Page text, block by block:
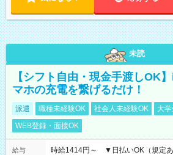
未読
【シフト自由・現金手渡しOK
マホの充電を繋げるだけ！
派遣 職種未経験OK 社会人未経験OK 大
WEB登録・面接OK
給与
時給1414円～ ▼日払いOK（規定